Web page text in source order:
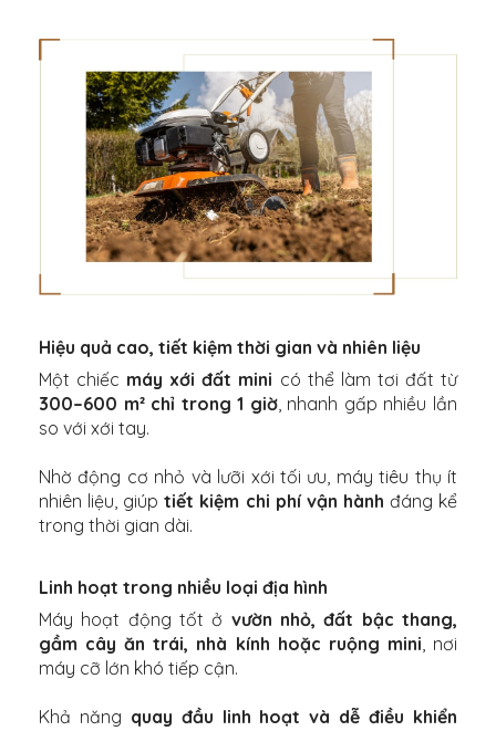
Hiệu quả cao, tiết kiệm thời gian và nhiên liệu
Một chiếc máy xới đất mini có thể làm tơi đất từ
300–600 m² chỉ trong 1 giờ, nhanh gấp nhiều lần
so với xới tay.
Nhờ động cơ nhỏ và lưỡi xới tối ưu, máy tiêu thụ ít
nhiên liệu, giúptiết kiệm chi phí vận hành đáng kể
trong thời gian dài.
Linh hoạt trong nhiều loại địa hình
Máy hoạt động tốt ở vườn nhỏ, đất bậc thang,
gầm cây ăn trái, nhà kính hoặc ruộng mini , nơi
máy cỡ lớn khó tiếp cận.
Khả năng quay đầu linh hoạt và dễ điều khiển